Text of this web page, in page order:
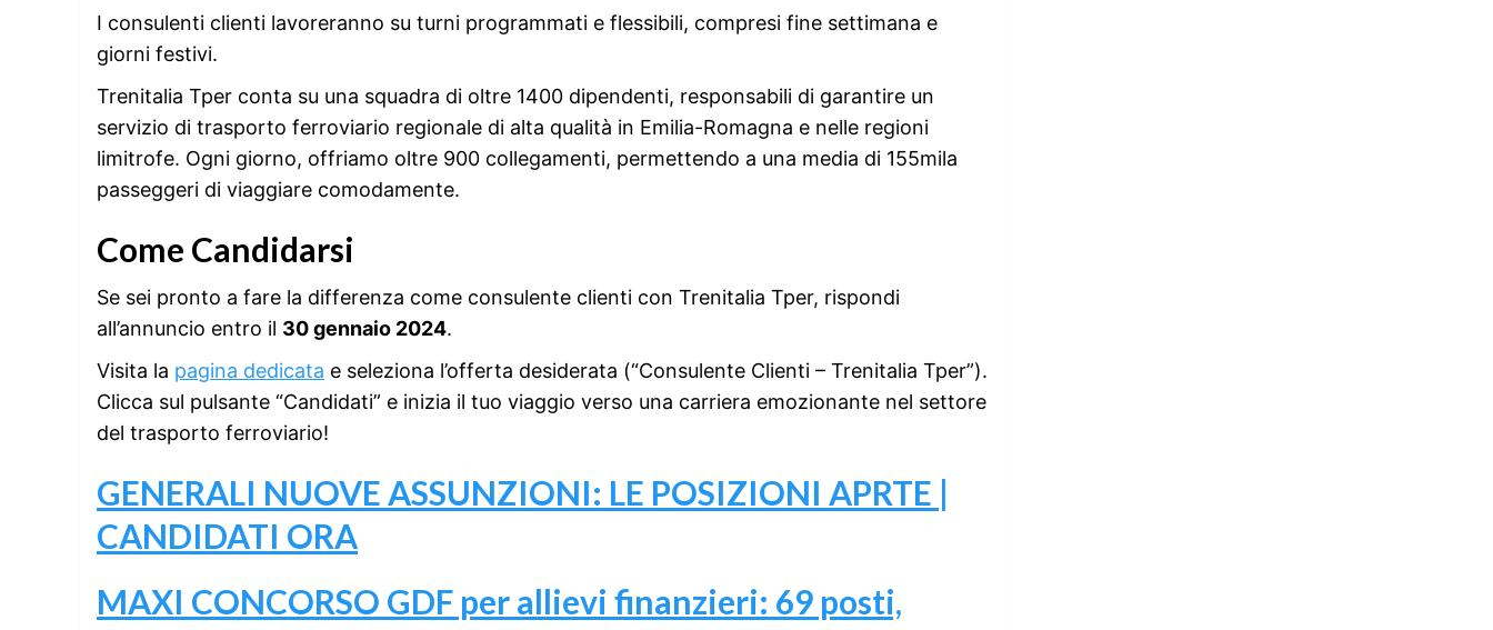
I consulenti clienti lavoreranno su turni programmati e flessibili, compresi fine settimana e
giorni festivi.
Trenitalia Tper conta su una squadra di oltre 1400 dipendenti, responsabili di garantire un
servizio di trasporto ferroviario regionale di alta qualità in Emilia-Romagna e nelle regioni
limitrofe. Ogni giorno, offriamo oltre 900 collegamenti, permettendo a una media di 155mila
passeggeri di viaggiare comodamente.
Come Candidarsi
Se sei pronto a fare la differenza come consulente clienti con Trenitalia Tper, rispondi
all’annuncio entro il 30 gennaio 2024.
Visita la pagina dedicata e seleziona l’offerta desiderata (“Consulente Clienti – Trenitalia Tper”).
Clicca sul pulsante “Candidati” e inizia il tuo viaggio verso una carriera emozionante nel settore
del trasporto ferroviario!
GENERALI NUOVE ASSUNZIONI: LE POSIZIONI APRTE |
CANDIDATI ORA
MAXI CONCORSO GDF per allievi finanzieri: 69 posti,